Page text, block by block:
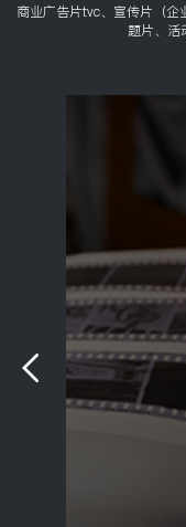
商业广告片tvc、宣传片（
题片、活